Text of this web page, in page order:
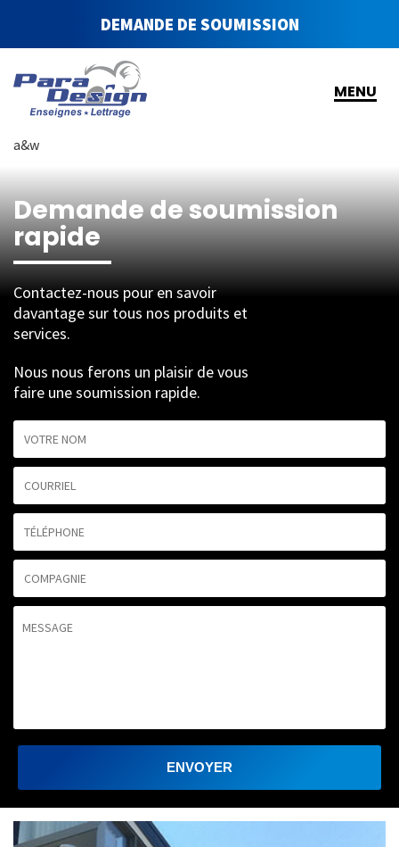
DEMANDE DE SOUMISSION
MENU
a&w
Demande de soumission
rapide
Contactez-nous pour en savoir
davantage sur tous nos produits et
services.
Nous nous ferons un plaisir de vous
faire une soumission rapide.